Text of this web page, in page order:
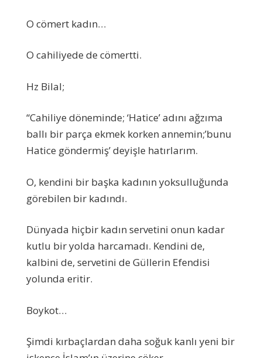
O cömert kadın…
O cahiliyede de cömertti.
Hz Bilal;
“Cahiliye döneminde; ‘Hatice’ adını ağzıma
ballı bir parça ekmek korken annemin;’bunu
Hatice göndermiş’ deyişle hatırlarım.
O, kendini bir başka kadının yoksulluğunda
görebilen bir kadındı.
Dünyada hiçbir kadın servetini onun kadar
kutlu bir yolda harcamadı. Kendini de,
kalbini de, servetini de Güllerin Efendisi
yolunda eritir.
Boykot…
Şimdi kırbaçlardan daha soğuk kanlı yeni bir